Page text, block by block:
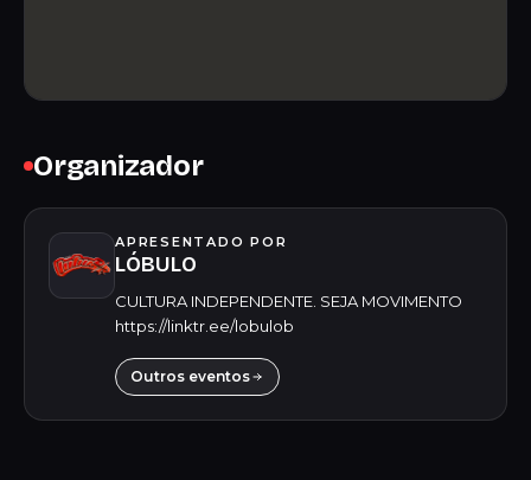
Organizador
APRESENTADO POR
LÓBULO
CULTURA INDEPENDENTE. SEJA MOVIMENTO
https://linktr.ee/lobulob
Outros eventos